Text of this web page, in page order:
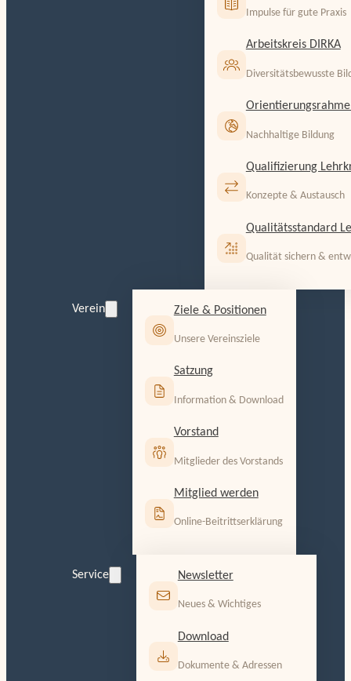
Impulse für gute Praxis
Arbeitskreis DIRKA
Diversitätsbewusste
Nachhaltige Bildung
Qualifizierung
Konzepte & Austausch
Qualitätsstandard
Qualität sichern &
Verein Ziele & Positionen
Unsere Vereinsziele
Satzung
Information & Download
Vorstand
Mitglieder des Vorstands
Mitglied werden
Online-Beitrittserklärung
Service Newsletter
Neues & Wichtiges
Download
Dokumente & Adressen